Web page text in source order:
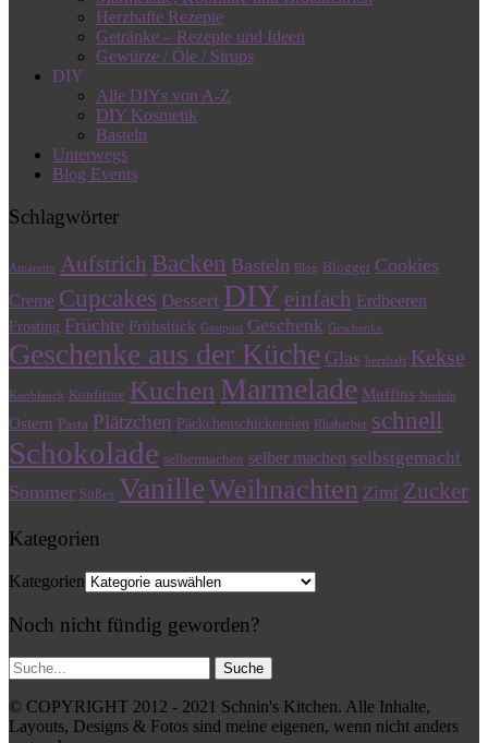
Herzhafte Rezepte
Getränke – Rezepte und Ideen
Gewürze / Öle / Sirups
DIY
Alle DIYs von A-Z
DIY Kosmetik
Basteln
Unterwegs
Blog Events
Schlagwörter
Amaretto Aufstrich Backen Basteln Blog Blogger Cookies
Creme Cupcakes Dessert DIY einfach Erdbeeren
Frosting Früchte Frühstück Gastpost Geschenk Geschenke
Geschenke aus der Küche Glas herzhaft Kekse
Knoblauch Konfitüre Kuchen Marmelade Muffins Nudeln
Ostern Pasta Plätzchen Päckchenschickereien Rhabarber schnell
Schokolade selbermachen selber machen selbstgemacht
Sommer Süßes VanilleWeihnachten Zimt Zucker
Kategorien
Kategorien
Noch nicht fündig geworden?
© COPYRIGHT 2012 - 2021 Schnin's Kitchen. Alle Inhalte,
Layouts, Designs & Fotos sind meine eigenen, wenn nicht anders